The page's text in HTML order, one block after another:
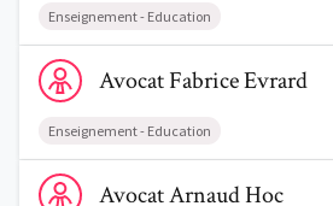
Enseignement - Education
Voir le profil de AvocatFabrice Evrard
AvocatFabriceEvrard
Enseignement - Education
Voir le profil de AvocatArnaud Hoc
AvocatArnaudHoc